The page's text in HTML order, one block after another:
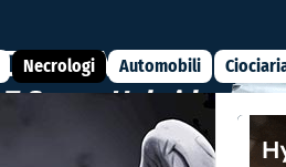
Necrologi Automobili